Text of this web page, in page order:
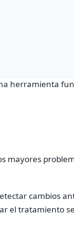
herramienta
mayores
cambios
el tratamiento